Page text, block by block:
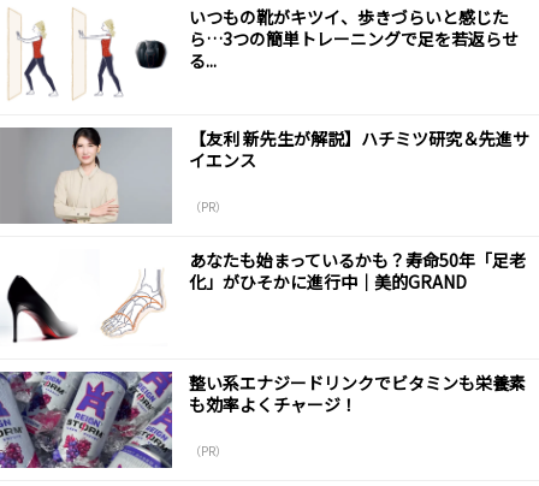
いつもの靴がキツイ、歩きづらいと感じた
ら…3つの簡単トレーニングで足を若返らせ
る...
【友利 新先生が解説】ハチミツ研究＆先進サ
イエンス
（PR）
あなたも始まっているかも？寿命50年「足老
化」がひそかに進行中｜美的GRAND
整い系エナジードリンクでビタミンも栄養素
も効率よくチャージ！
（PR）